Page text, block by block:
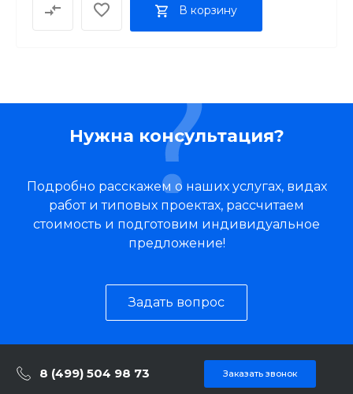
В корзину
Нужна консультация?
Подробно расскажем о наших услугах, видах
работ и типовых проектах, рассчитаем
стоимость и подготовим индивидуальное
предложение!
Задать вопрос
8 (499) 504 98 73 Заказать звонок